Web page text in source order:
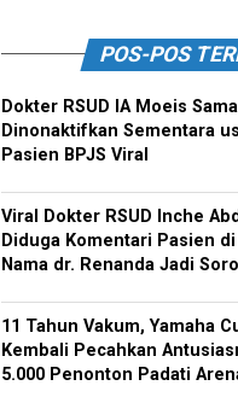
POS-POS
Dokter RSUD IA Moeis
Dinonaktifkan Sementara
Pasien BPJS Viral
Viral Dokter RSUD Inche
Diduga Komentari Pasien
Nama dr. Renanda Jadi
11 Tahun Vakum, Yamaha
Kembali Pecahkan
5.000 Penonton Padati